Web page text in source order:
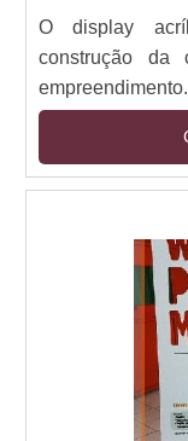
O display
construção da
de acordo com
com diversas
logo ou
impressão a
encontrado
paredes. Deve-
onde comprar,